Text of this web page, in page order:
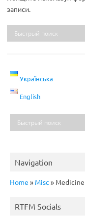
записи.
Українська
English
Navigation
Home » Misc » Medicine
RTFM Socials